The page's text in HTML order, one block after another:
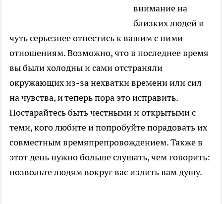
внимание на
близких людей и
чуть серьезнее отнестись к вашим с ними
отношениям. Возможно, что в последнее время
вы были холодны и сами отстраняли
окружающих из-за нехватки времени или сил
на чувства, и теперь пора это исправить.
Постарайтесь быть честными и открытыми с
теми, кого любите и попробуйте порадовать их
совместным времяпрепровождением. Также в
этот день нужно больше слушать, чем говорить:
позвольте людям вокруг вас излить вам душу.